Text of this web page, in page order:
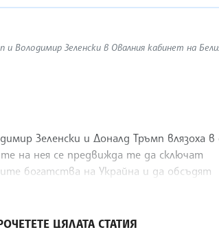
Володимир Зеленски в Овалния кабинет на
Зеленски и Доналд Тръмп влязоха
на нея се предвижда те да сключат
богатства на Украйна и да обсъдят
ЦЯЛАТА СТАТИЯ